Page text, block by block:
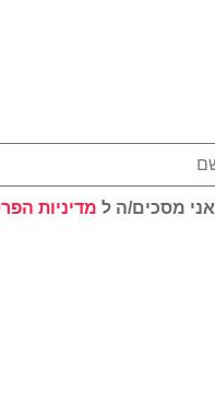
אני מסכים/ה ל מדיניות